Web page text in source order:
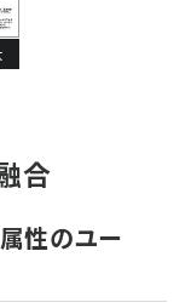
合
性のユー